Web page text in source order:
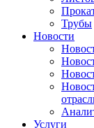
Трубы
Новости
Услуги